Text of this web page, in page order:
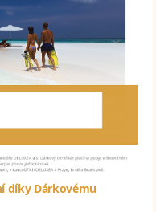
díky Dárkovému